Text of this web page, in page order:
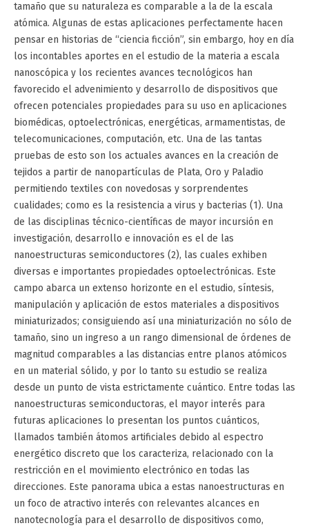
tamaño que su naturaleza es comparable a la de la escala
atómica. Algunas de estas aplicaciones perfectamente hacen
pensar en historias de “ciencia ficción”, sin embargo, hoy en día
los incontables aportes en el estudio de la materia a escala
nanoscópica y los recientes avances tecnológicos han
favorecido el advenimiento y desarrollo de dispositivos que
ofrecen potenciales propiedades para su uso en aplicaciones
biomédicas, optoelectrónicas, energéticas, armamentistas, de
telecomunicaciones, computación, etc. Una de las tantas
pruebas de esto son los actuales avances en la creación de
tejidos a partir de nanopartículas de Plata, Oro y Paladio
permitiendo textiles con novedosas y sorprendentes
cualidades; como es la resistencia a virus y bacterias (1). Una
de las disciplinas técnico-científicas de mayor incursión en
investigación, desarrollo e innovación es el de las
nanoestructuras semiconductores (2), las cuales exhiben
diversas e importantes propiedades optoelectrónicas. Este
campo abarca un extenso horizonte en el estudio, síntesis,
manipulación y aplicación de estos materiales a dispositivos
miniaturizados; consiguiendo así una miniaturización no sólo de
tamaño, sino un ingreso a un rango dimensional de órdenes de
magnitud comparables a las distancias entre planos atómicos
en un material sólido, y por lo tanto su estudio se realiza
desde un punto de vista estrictamente cuántico. Entre todas las
nanoestructuras semiconductoras, el mayor interés para
futuras aplicaciones lo presentan los puntos cuánticos,
llamados también átomos artificiales debido al espectro
energético discreto que los caracteriza, relacionado con la
restricción en el movimiento electrónico en todas las
direcciones. Este panorama ubica a estas nanoestructuras en
un foco de atractivo interés con relevantes alcances en
nanotecnología para el desarrollo de dispositivos como,